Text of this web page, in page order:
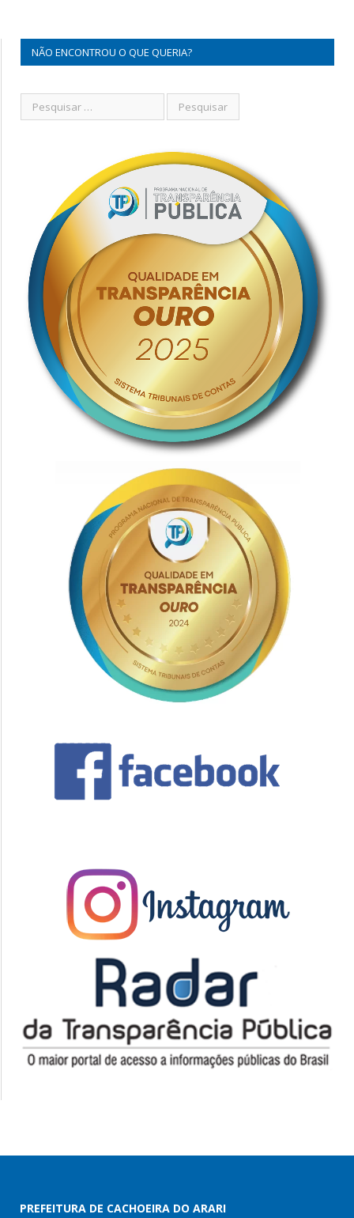
NÃO ENCONTROU O QUE QUERIA?
PREFEITURA DE CACHOEIRA DO ARARI